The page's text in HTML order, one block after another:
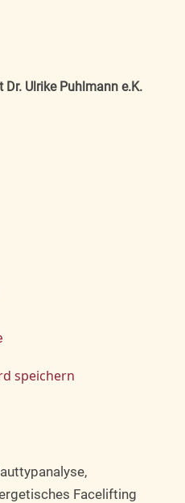
Ulrike Puhlmann e.K.
speichern
Facelifting